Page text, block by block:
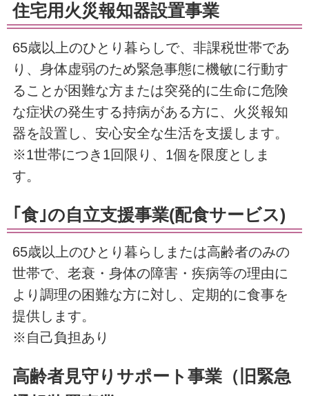
住宅用火災報知器設置事業
65歳以上のひとり暮らしで、非課税世帯であ
り、身体虚弱のため緊急事態に機敏に行動す
ることが困難な方または突発的に生命に危険
な症状の発生する持病がある方に、火災報知
器を設置し、安心安全な生活を支援します。
※1世帯につき1回限り、1個を限度としま
す。
｢食｣の自立支援事業(配食サービス)
65歳以上のひとり暮らしまたは高齢者のみの
世帯で、老衰・身体の障害・疾病等の理由に
より調理の困難な方に対し、定期的に食事を
提供します。
※自己負担あり
高齢者見守りサポート事業（旧緊急